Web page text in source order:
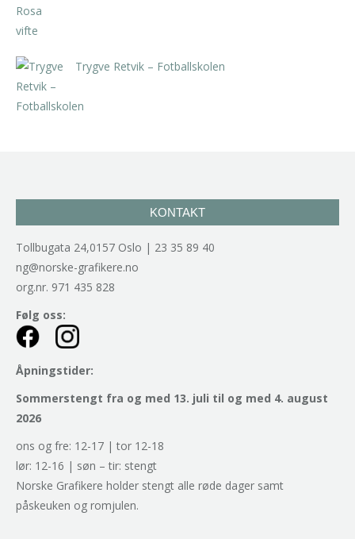
Trygve Retvik – Fotballskolen
KONTAKT
Tollbugata 24,0157 Oslo | 23 35 89 40
ng@norske-grafikere.no
org.nr. 971 435 828
Følg oss:
Åpningstider:
Sommerstengt fra og med 13. juli til og med 4. august
2026
ons og fre: 12-17 | tor 12-18
lør: 12-16 | søn – tir: stengt
Norske Grafikere holder stengt alle røde dager samt
påskeuken og romjulen.